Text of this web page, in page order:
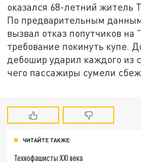
оказался 68-летний житель
По предварительным
вызвал отказ попутчиков на
требование покинуть купе.
дебошир ударил каждого из
чего пассажиры сумели
ЧИТАЙТЕ ТАКЖЕ:
Технофашисты XXI века